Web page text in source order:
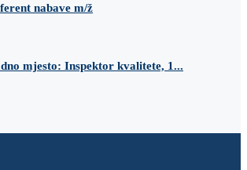
nabave m/ž
mjesto: Inspektor kvalitete, 1...